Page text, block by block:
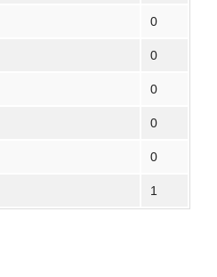
0
0
0
0
0
1